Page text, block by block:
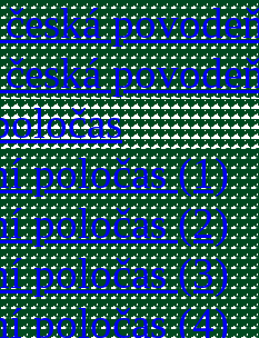
poločas (1)
poločas (2)
poločas (3)
poločas (4)